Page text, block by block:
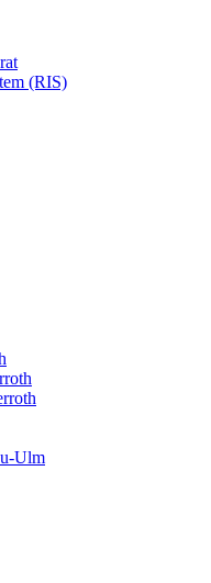
(RIS)
Ulm